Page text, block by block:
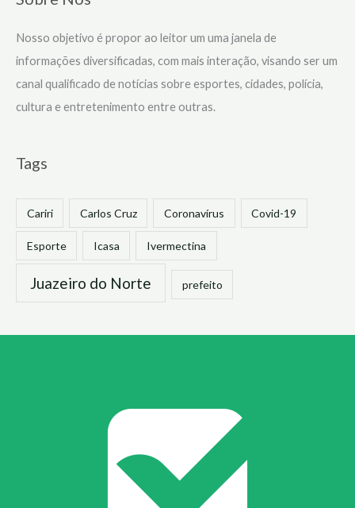
Nosso objetivo é propor ao leitor um uma janela de
informações diversificadas, com mais interação, visando ser um
canal qualificado de notícias sobre esportes, cidades, polícia,
cultura e entretenimento entre outras.
Tags
Cariri Carlos Cruz Coronavírus Covid-19
Esporte Icasa Ivermectina
Juazeiro do Norte prefeito